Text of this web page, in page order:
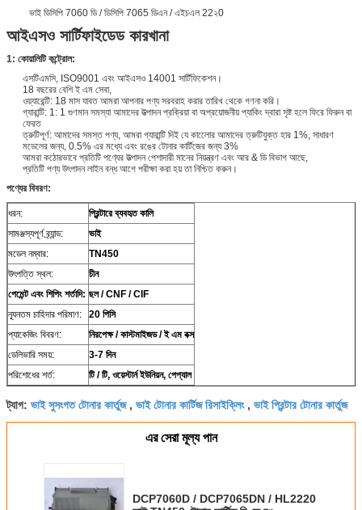
ভাই ডিসিপি 7060 ডি / ডিসিপি 7065 ডিএন / এইচএল 22২0
আইএসও সার্টিফাইডেড কারখানা
1: কোয়ালিটি কন্ট্রোল:
এসটিএমসি, ISO9001 এবং আইএসও 14001 সার্টিফিকেশন।
18 বছরের বেশি ই এম সেবা,
ওয়্যারেন্টি: 18 মাস যাবত আমরা আপনার পণ্য সরবরাহ করার তারিখ থেকে গণনা করি।
গ্যারান্টি: 1: 1 গুণমান সমস্যা আমাদের উত্পাদন প্রক্রিয়া বা অপ্রয়োজনীয় প্যাকিং দ্বারা সৃষ্ট হলে ফিরে ফিরুন বা
ফেরত
ত্রুটিপূর্ণ: আমাদের সমস্ত পণ্য, আমরা গ্যারান্টি দিই যে কালোের আমাদের ত্রুটিযুক্ত হার 1%, সাধারণ
মডেলের জন্য, 0.5% এর মধ্যে এবং রঙের টোনার কার্টিজের জন্য 3%
আমরা কঠোরভাবে প্রতিটি পণ্যের উত্পাদন পেশাদারী মানের নিয়ন্ত্রণ এবং আর & ডি বিভাগ আছে,
প্রতিটি পণ্য উৎপাদন লাইন বন্ধ আগে পরীক্ষা করা হয় তা নিশ্চিত করুন।
পণ্যের বিবরণ:
ধরন:
প্রিন্টারে ব্যবহৃত কালি
সামঞ্জস্যপূর্ণ ব্র্যান্ড:
ভাই
মডেল নম্বার:
TN450
উৎপত্তি স্থল:
চীন
পেমেন্ট এবং শিপিং শর্তাদি: ছল / CNF / CIF
ন্যূনতম চাহিদার পরিমাণ:
20 পিসি
প্যাকেজিং বিবরণ:
নিরপেক্ষ / কাস্টমাইজড / ই এম বক্স
ডেলিভারি সময়:
3-7 দিন
পরিশোধের শর্ত:
টি / টি, ওয়েস্টার্ন ইউনিয়ন, পেপ্যাল
ট্যাগ: ভাই সুসংগত টোনার কার্তুজ, ভাই টোনার কার্টিজ রিসাইক্লিং, ভাই প্রিন্টার টোনার কার্তুজ
এর সেরা মূল্য পান
DCP7060D / DCP7065DN / HL2220